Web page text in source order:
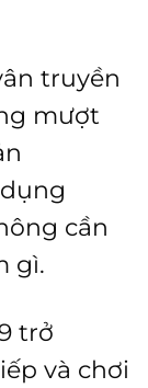
truyền
mượt
cần
gì.
trở
và chơi